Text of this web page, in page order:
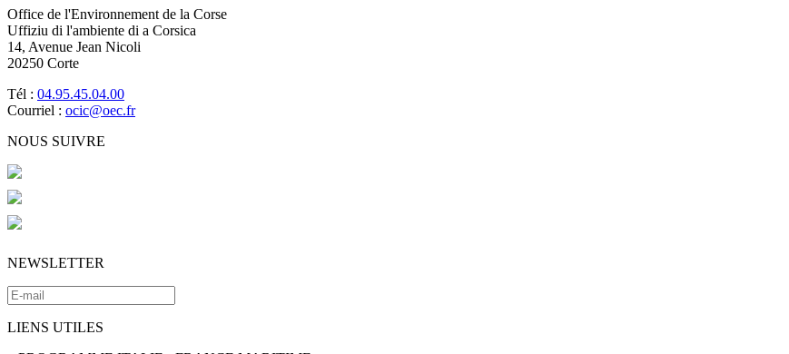
Office de l'Environnement de la Corse
Uffiziu di l'ambiente di a Corsica
14, Avenue Jean Nicoli
20250 Corte
Tél : 04.95.45.04.00
Courriel : ocic@oec.fr
NOUS SUIVRE
NEWSLETTER
LIENS UTILES